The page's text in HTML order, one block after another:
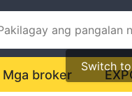
Switch
Mga broker